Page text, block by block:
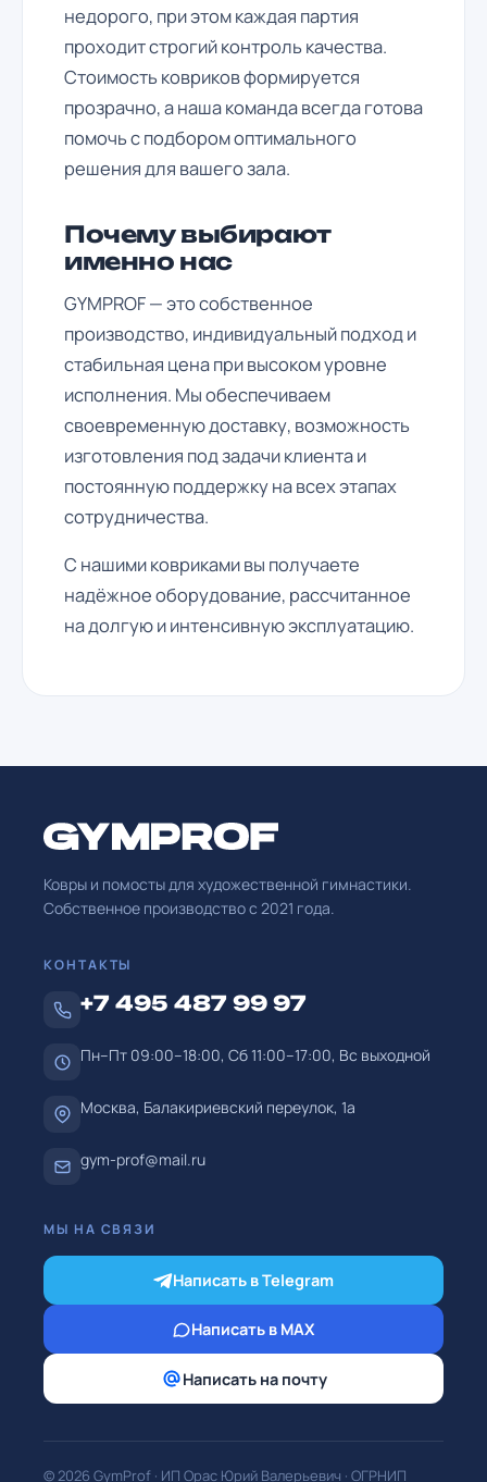
недорого, при этом каждая партия
проходит строгий контроль качества.
Стоимость ковриков формируется
прозрачно, а наша команда всегда готова
помочь с подбором оптимального
решения для вашего зала.
Почему выбирают
именно нас
GYMPROF — это собственное
производство, индивидуальный подход и
стабильная цена при высоком уровне
исполнения. Мы обеспечиваем
своевременную доставку, возможность
изготовления под задачи клиента и
постоянную поддержку на всех этапах
сотрудничества.
С нашими ковриками вы получаете
надёжное оборудование, рассчитанное
на долгую и интенсивную эксплуатацию.
Ковры и помосты для художественной гимнастики.
Собственное производство с 2021 года.
КОНТАКТЫ
+7 495 487 99 97
Пн–Пт 09:00–18:00, Сб 11:00–17:00, Вс выходной
Москва, Балакириевский переулок, 1а
gym-prof@mail.ru
МЫ НА СВЯЗИ
Написать в Telegram
Написать в MAX
Написать на почту
© 2026 GymProf · ИП Орас Юрий Валерьевич · ОГРНИП